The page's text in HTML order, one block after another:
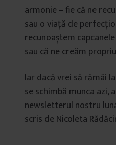
armonie – fie că ne
sau o viață de
recunoaștem
sau că ne creăm
Iar dacă vrei să rămâi
se schimbă munca azi,
newsletterul nostru
scris de Nicoleta